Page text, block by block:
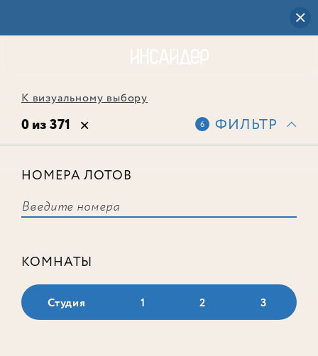
К визуальному выбору
0 из 371 6 ФИЛЬТР
НОМЕРА ЛОТОВ
КОМНАТЫ
Студия 1 2 3
соответствует ни одного лота